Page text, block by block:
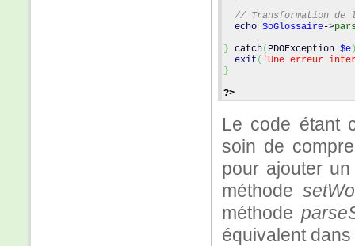
// Transformation de
echo $oGlossaire->
} catch( PDOException $e
exit ( 'Une erreur
}
?>
Le code étant
soin de
pour ajouter
méthode
méthode
équivalent